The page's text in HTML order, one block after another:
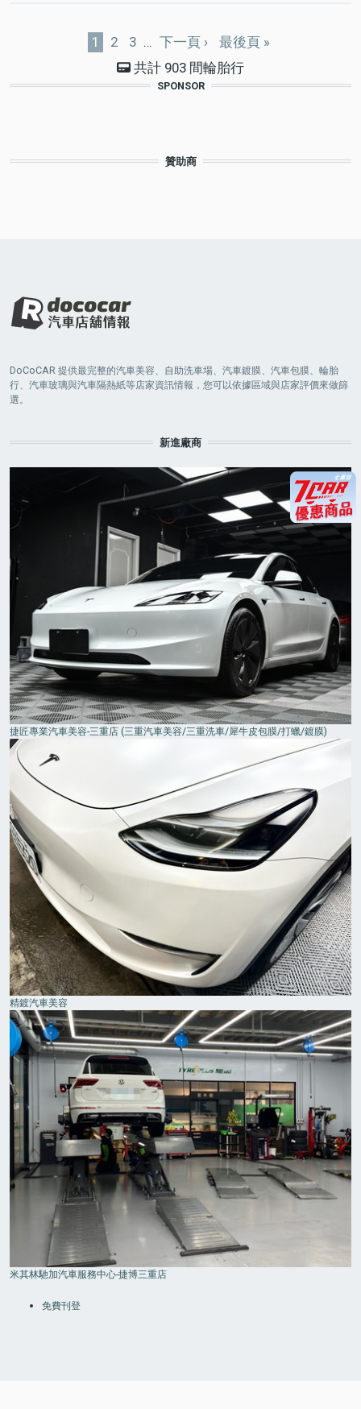
目
頁
1 Page
2 Page
3 … 下
一
頁
下一頁 ›
Last
page
最後頁 »
共計 903 間輪胎行
SPONSOR
贊助商
DoCoCAR 提供最完整的汽車美容、自助洗車場、汽車鍍膜、汽車包膜、輪胎
行、汽車玻璃與汽車隔熱紙等店家資訊情報，您可以依據區域與店家評價來做篩
選。
新進廠商
捷匠專業汽車美容-三重店 (三重汽車美容/三重洗車/犀牛皮包膜/打蠟/鍍膜)
精鍍汽車美容
米其林馳加汽車服務中心-捷博三重店
MENU免費刊登